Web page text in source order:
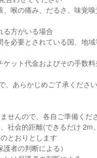
、喉の痛み、だるさ、味覚
る方がいる場合
を必要とされている国、地
ット代金およびその手数
、あらかじめご了承くださ
せんので、各自ご準備くだ
社会的距離(できるだけ
とおりとします
者の判断による）